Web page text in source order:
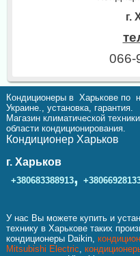
г.
066-
Кондиционеры в Харькове по
Украине., установка, гарантия.
Магазин климатической
области кондиционирования.
Кондиционер Харьков
г. Харьков
+380683388913,
У нас Вы можете купить и
технику в Харькове таких
кондиционеры Daikin,
Mitsubishi Electric,